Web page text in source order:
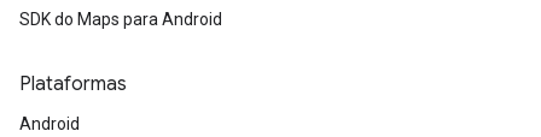
SDK do Maps para Android
Plataformas
Android